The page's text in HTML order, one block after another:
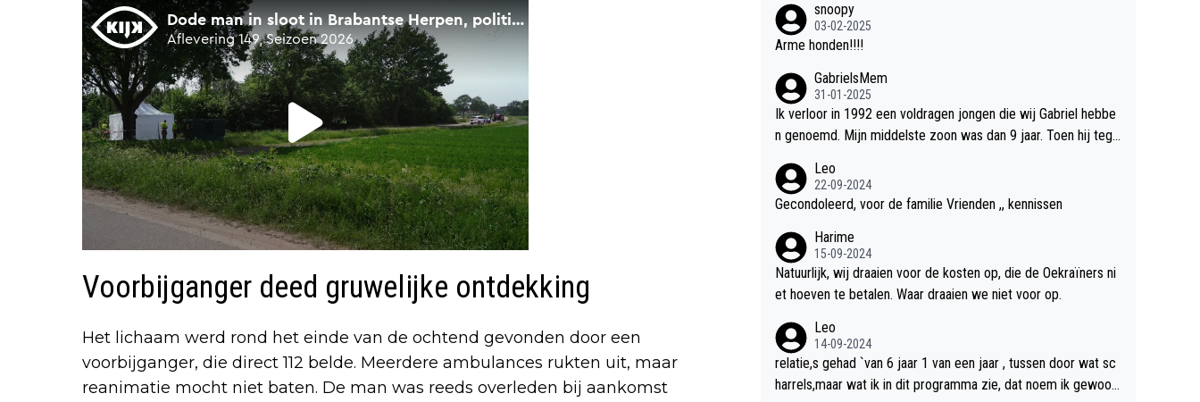
Voorbijganger deed gruwelijke ontdekking
Het lichaam werd rond het einde van de ochtend gevonden door een
voorbijganger, die direct 112 belde. Meerdere ambulances rukten uit, maar
reanimatie mocht niet baten. De man was reeds overleden bij aankomst
snoopy
03-02-2025
Arme honden!!!!
GabrielsMem
31-01-2025
Ik verloor in 1992 een voldragen jongen die wij Gabriel hebbe
n genoemd. Mijn middelste zoon was dan 9 jaar. Toen hij tege
Bob verteld in Groningen. Ik gun Anouk en Douwe Bob hun rou
w verdriet en als ervaringsdeskundige heb ik zeker begrip hier
evens duidelijk overeenkomend met mijn gezins verlies in 199
2 een soort ready-made lied geschreven, geproduceerd en o
p de radio te beluisteren zijn binnen 12 dagen na het verlies v
an Anouk en Douwe Bob's zoon. Wij hadden zeker geen com
merciële energie gehad zo snel na ons verlies zoiets te onder
nemen en alle ouders van overleden kinderen dat ik ken hadde
n dit ook niet kunnen bewerkstelligen. Wij voelen nu dat ons aa
n DB vertelde geschiedenis door mijn autistische tiener zoon
Leo
22-09-2024
Gecondoleerd, voor de familie Vrienden ,, kennissen
Harime
15-09-2024
Natuurlijk, wij draaien voor de kosten op, die de Oekraïners ni
et hoeven te betalen. Waar draaien we niet voor op.
Leo
14-09-2024
relatie,s gehad `van 6 jaar 1 van een jaar , tussen door wat sc
harrels,maar wat ik in dit programma zie, dat noem ik gewoon